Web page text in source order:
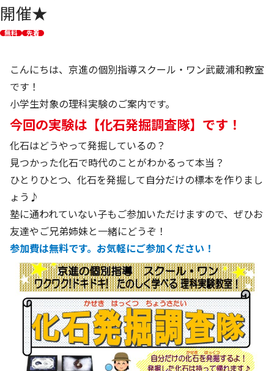
開催★
無料 先着
こんにちは、京進の個別指導スクール・ワン武蔵浦和教室
です！
小学生対象の理科実験のご案内です。
今回の実験は【化石発掘調査隊】です！
化石はどうやって発掘しているの？
見つかった化石で時代のことがわかるって本当？
ひとりひとつ、化石を発掘して自分だけの標本を作りまし
ょう♪
塾に通われていない子もご参加いただけますので、ぜひお
友達やご兄弟姉妹と一緒にどうぞ！
参加費は無料です。お気軽にご参加ください！